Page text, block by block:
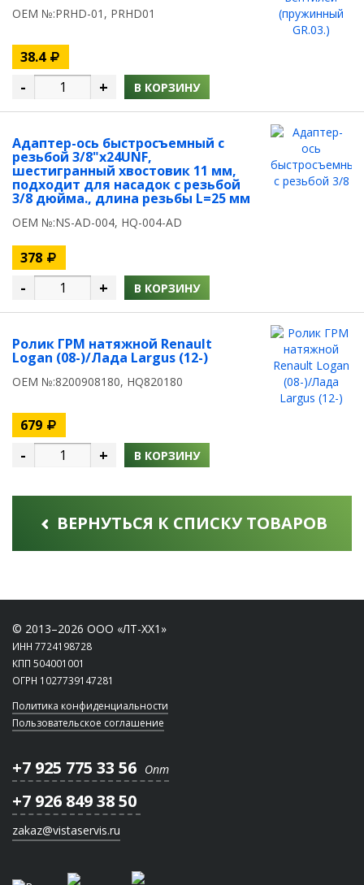
OEM №:PRHD-01, PRHD01
38.4
- + В КОРЗИНУ
Адаптер-ось быстросъемный с
резьбой 3/8"х24UNF,
шестигранный хвостовик 11 мм,
подходит для насадок с резьбой
3/8 дюйма., длина резьбы L=25 мм
OEM №:NS-AD-004, HQ-004-AD
378
- + В КОРЗИНУ
Ролик ГРМ натяжной Renault
Logan (08-)/Лада Largus (12-)
OEM №:8200908180, HQ820180
679
- + В КОРЗИНУ
ВЕРНУТЬСЯ К СПИСКУ ТОВАРОВ
© 2013–2026 ООО «ЛТ-ХХ1»
ИНН 7724198728
КПП 504001001
ОГРН 1027739147281
Политика конфиденциальности
Пользовательское соглашение
+7 925 775 33 56 Опт
+7 926 849 38 50
zakaz@vistaservis.ru